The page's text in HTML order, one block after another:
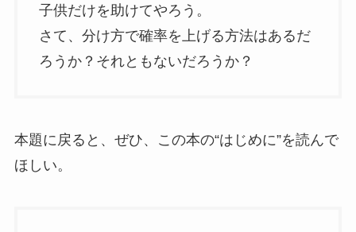
子供だけを助けてやろう。
さて、分け方で確率を上げる方法はあるだ
ろうか？それともないだろうか？
本題に戻ると、ぜひ、この本の“はじめに”を読んで
ほしい。